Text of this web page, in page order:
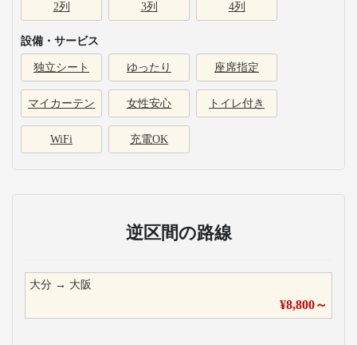
2列 3列 4列
設備・サービス
独立シート ゆったり 座席指定
マイカーテン 女性安心 トイレ付き
WiFi 充電OK
逆区間の路線
大分 → 大阪
¥8,800～